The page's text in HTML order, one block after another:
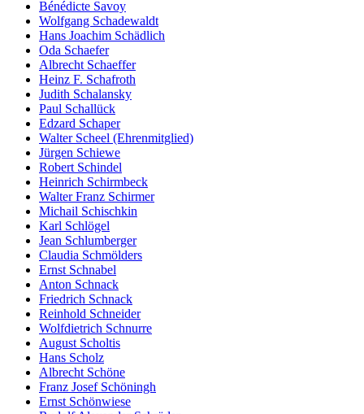
Bénédicte Savoy
Wolfgang Schadewaldt
Hans Joachim Schädlich
Oda Schaefer
Albrecht Schaeffer
Heinz F. Schafroth
Judith Schalansky
Paul Schallück
Edzard Schaper
Walter Scheel (Ehrenmitglied)
Jürgen Schiewe
Robert Schindel
Heinrich Schirmbeck
Walter Franz Schirmer
Michail Schischkin
Karl Schlögel
Jean Schlumberger
Claudia Schmölders
Ernst Schnabel
Anton Schnack
Friedrich Schnack
Reinhold Schneider
Wolfdietrich Schnurre
August Scholtis
Hans Scholz
Albrecht Schöne
Franz Josef Schöningh
Ernst Schönwiese